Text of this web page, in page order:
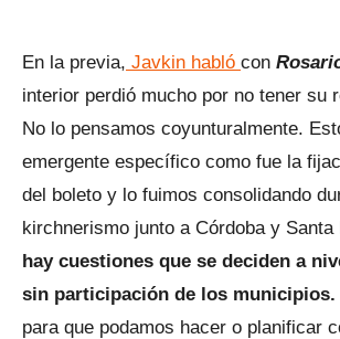
En la previa, Javkin habló con
interior perdió mucho por no tener su
No lo pensamos coyunturalmente.
emergente específico como fue la
del boleto y lo fuimos consolidando
kirchnerismo junto a Córdoba y Santa
hay cuestiones que se deciden a
sin participación de los municipios.
para que podamos hacer o planificar